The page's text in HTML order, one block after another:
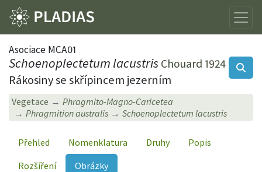
Asociace MCA01
Schoenoplectetum lacustris Chouard 1924
Rákosiny se skřípincem jezerním
Vegetace
Phragmito-Magno-Caricetea
Phragmition australis
Schoenoplectetum lacustris
Přehled Nomenklatura Druhy
Popis
Rozšíření
Obrázky